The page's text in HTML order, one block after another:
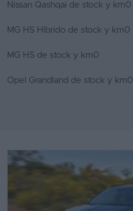
Nissan Qashqai de stock y km0
MG HS Híbrido de stock y km0
MG HS de stock y km0
Opel Grandland de stock y km0